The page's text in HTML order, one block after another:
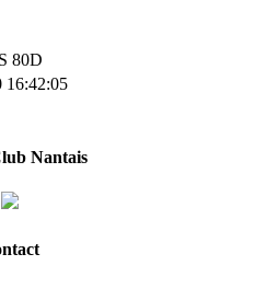
80D
16:42:05
Nantais